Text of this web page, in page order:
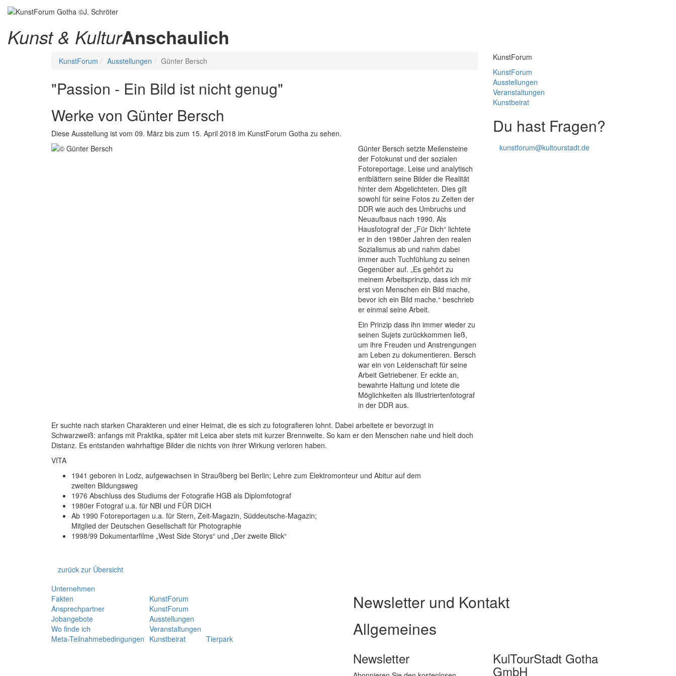
Kunst & KulturAnschaulich
KunstForum Ausstellungen Günter Bersch
"Passion - Ein Bild ist nicht genug"
Werke von Günter Bersch
Diese Ausstellung ist vom 09. März bis zum 15. April 2018 im KunstForum Gotha zu sehen.
Günter Bersch setzte Meilensteine
der Fotokunst und der sozialen
Fotoreportage. Leise und analytisch
entblättern seine Bilder die Realität
hinter dem Abgelichteten. Dies gilt
sowohl für seine Fotos zu Zeiten der
DDR wie auch des Umbruchs und
Neuaufbaus nach 1990. Als
Hausfotograf der „Für Dich“ lichtete
er in den 1980er Jahren den realen
Sozialismus ab und nahm dabei
immer auch Tuchfühlung zu seinen
Gegenüber auf. „Es gehört zu
meinem Arbeitsprinzip, dass ich mir
erst von Menschen ein Bild mache,
bevor ich ein Bild mache.“ beschrieb
er einmal seine Arbeit.
Ein Prinzip dass ihn immer wieder zu
seinen Sujets zurückkommen ließ,
um ihre Freuden und Anstrengungen
am Leben zu dokumentieren. Bersch
war ein von Leidenschaft für seine
Arbeit Getriebener. Er eckte an,
bewahrte Haltung und lotete die
Möglichkeiten als Illustriertenfotograf
in der DDR aus.
Er suchte nach starken Charakteren und einer Heimat, die es sich zu fotografieren lohnt. Dabei arbeitete er bevorzugt in
Schwarzweiß: anfangs mit Praktika, später mit Leica aber stets mit kurzer Brennweite. So kam er den Menschen nahe und hielt doch
Distanz. Es entstanden wahrhaftige Bilder die nichts von ihrer Wirkung verloren haben.
VITA
1941 geboren in Lodz, aufgewachsen in Straußberg bei Berlin; Lehre zum Elektromonteur und Abitur auf dem
zweiten Bildungsweg
1976 Abschluss des Studiums der Fotografie HGB als Diplomfotograf
1980er Fotograf u.a. für NBI und FÜR DICH
Ab 1990 Fotoreportagen u.a. für Stern, Zeit-Magazin, Süddeutsche-Magazin;
Mitglied der Deutschen Gesellschaft für Photographie
1998/99 Dokumentarfilme „West Side Storys“ und „Der zweite Blick“
zurück zur Übersicht
KunstForum
KunstForum
Ausstellungen
Veranstaltungen
Kunstbeirat
Du hast Fragen?
kunstforum@kultourstadt.de
Newsletter und Kontakt
Allgemeines
Newsletter KulTourStadt Gotha
GmbH
Unternehmen
Fakten
Ansprechpartner
Jobangebote
Wo finde ich
Meta-Teilnahmebedingungen
KunstForum
KunstForum
Ausstellungen
Veranstaltungen
Kunstbeirat
Tierpark